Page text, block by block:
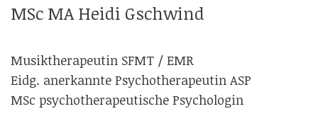
MSc MA Heidi Gschwind
Musiktherapeutin SFMT / EMR
Eidg. anerkannte Psychotherapeutin ASP
MSc psychotherapeutische Psychologin